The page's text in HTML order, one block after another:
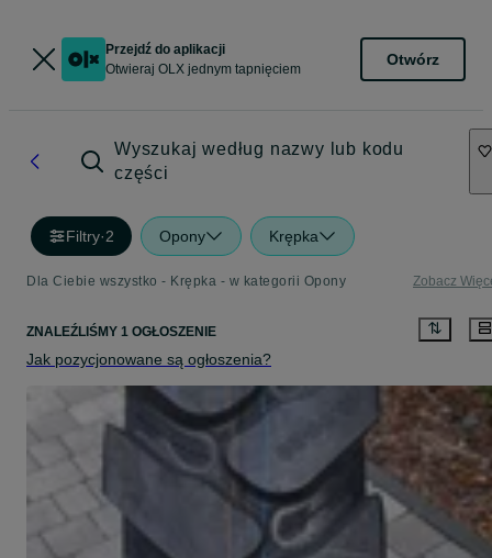
Przejdź do aplikacji
Otwieraj OLX jednym tapnięciem
Otwórz
Wyszukaj według nazwy lub kodu
części
Filtry·2 Opony Krępka
Dla Ciebie wszystko - Krępka - w kategorii Opony Zobacz
ZNALEŹLIŚMY 1 OGŁOSZENIE
Jak pozycjonowane są ogłoszenia?